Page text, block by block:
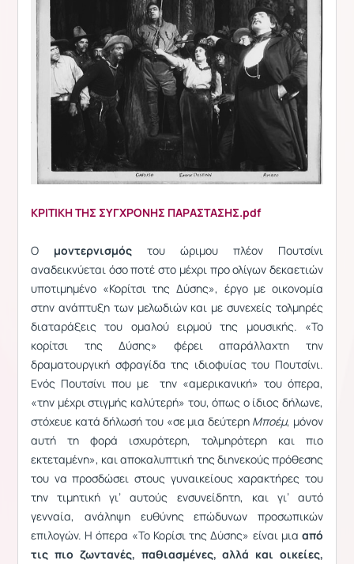
ΚΡΙΤΙΚΗ ΤΗΣ ΣΥΓΧΡΟΝΗΣ ΠΑΡΑΣΤΑΣΗΣ.pdf
Ο μοντερνισμός του ώριμου πλέον Πουτσίνι
αναδεικνύεται όσο ποτέ στο μέχρι προ ολίγων δεκαετιών
υποτιμημένο «Κορίτσι της Δύσης», έργο με οικονομία
στην ανάπτυξη των μελωδιών και με συνεχείς τολμηρές
διαταράξεις του ομαλού ειρμού της μουσικής. «Το
κορίτσι της Δύσης» φέρει απαράλλαχτη την
δραματουργική σφραγίδα της ιδιοφυίας του Πουτσίνι.
Ενός Πουτσίνι που με την «αμερικανική» του όπερα,
«την μέχρι στιγμής καλύτερή» του, όπως ο ίδιος δήλωνε,
στόχευε κατά δήλωσή του «σε μια δεύτερη Μποέμ, μόνον
αυτή τη φορά ισχυρότερη, τολμηρότερη και πιο
εκτεταμένη», και αποκαλυπτική της διηνεκούς πρόθεσης
του να προσδώσει στους γυναικείους χαρακτήρες του
την τιμητική γι’ αυτούς ενσυνείδητη, και γι’ αυτό
γενναία, ανάληψη ευθύνης επώδυνων προσωπικών
επιλογών. Η όπερα «Το Κορίσι της Δύσης» είναι μια από
τις πιο ζωντανές, παθιασμένες, αλλά και οικείες,